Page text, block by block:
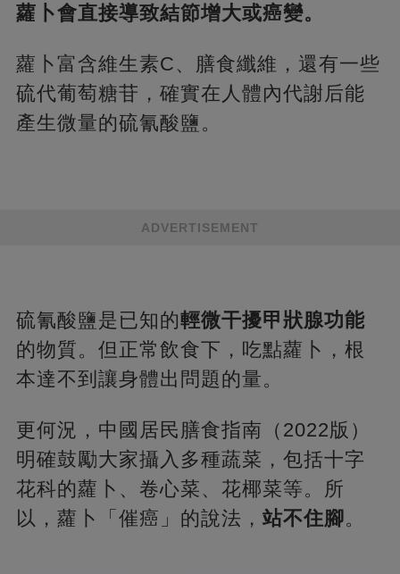
蘿卜會直接導致結節增大或癌變。
蘿卜富含維生素C、膳食纖維，還有一些
硫代葡萄糖苷，確實在人體內代謝后能
產生微量的硫氰酸鹽。
ADVERTISEMENT
硫氰酸鹽是已知的輕微干擾甲狀腺功能
的物質。但正常飲食下，吃點蘿卜，根
本達不到讓身體出問題的量。
更何況，中國居民膳食指南（2022版）
明確鼓勵大家攝入多種蔬菜，包括十字
花科的蘿卜、卷心菜、花椰菜等。所
以，蘿卜「催癌」的說法， 站不住腳。